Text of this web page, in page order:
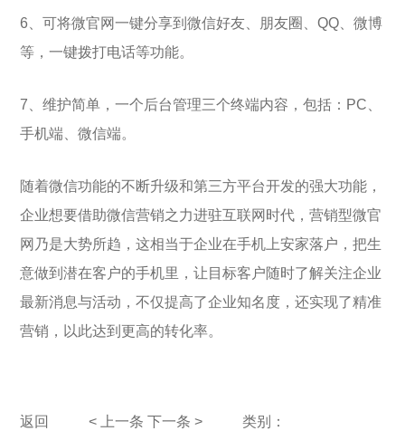
6、可将微官网一键分享到微信好友、朋友圈、QQ、微博
等，一键拨打电话等功能。
7、维护简单，一个后台管理三个终端内容，包括：PC、
手机端、微信端。
随着微信功能的不断升级和第三方平台开发的强大功能，
企业想要借助微信营销之力进驻互联网时代，营销型微官
网乃是大势所趋，这相当于企业在手机上安家落户，把生
意做到潜在客户的手机里，让目标客户随时了解关注企业
最新消息与活动，不仅提高了企业知名度，还实现了精准
营销，以此达到更高的转化率。
返回 < 上一条 下一条 > 类别：